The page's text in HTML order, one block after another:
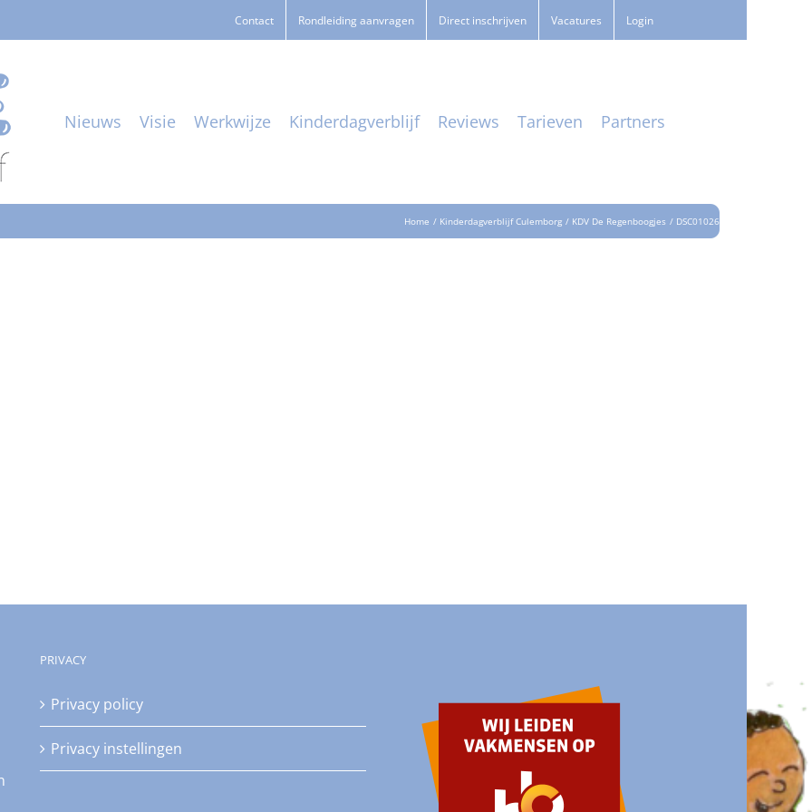
Contact Rondleiding aanvragen Direct inschrijven Vacatures Login
Nieuws Visie Werkwijze Kinderdagverblijf Reviews Tarieven Partners
Home Kinderdagverblijf Culemborg KDV De Regenboogjes DSC01026
PRIVACY
Privacy policy
Privacy instellingen